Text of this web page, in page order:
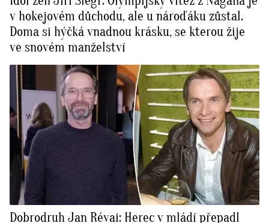
v hokejovém důchodu, ale u nároďáku zůstal.
Doma si hýčká vnadnou krásku, se kterou žije
ve snovém manželství
Dobrodruh Jan Révai: Herec v mládí přepadl